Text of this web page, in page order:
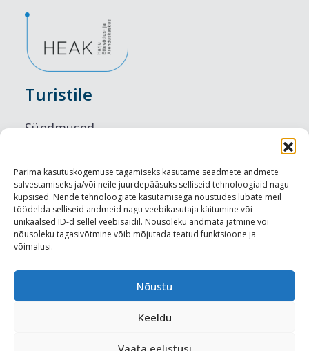
Parima kasutuskogemuse tagamiseks kasutame seadmete andmete
salvestamiseks ja/või neile juurdepääsuks selliseid tehnoloogiaid nagu
küpsised. Nende tehnoloogiate kasutamisega nõustudes lubate meil
töödelda selliseid andmeid nagu veebikasutaja käitumine või
unikaalsed ID-d sellel veebisaidil. Nõusoleku andmata jätmine või
nõusoleku tagasivõtmine võib mõjutada teatud funktsioone ja
võimalusi.
Nõustu
Keeldu
Vaata eelistusi
Turistile
Sündmused
Maitseelamused
Vaatamisväärsused
Visit Tallinn
Turismiprofessionaalile
Harju-, Rapla- ja Läänemaa DMO